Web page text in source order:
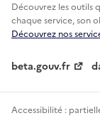
Découvrez les outils
chaque service, son
Découvrez nos
beta.gouv.fr
Accessibilité :